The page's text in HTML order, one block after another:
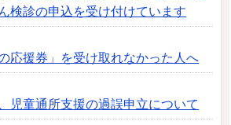
検診の申込を受け付けています
応援券」を受け取れなかった人へ
児童通所支援の過誤申立について